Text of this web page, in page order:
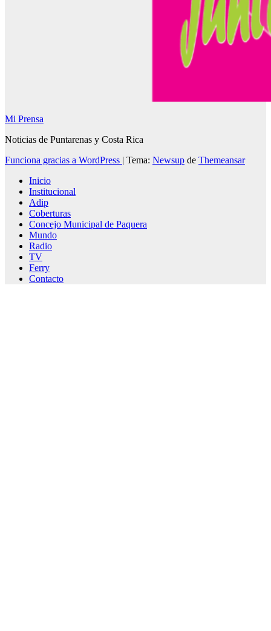
Mi Prensa
Noticias de Puntarenas y Costa Rica
Funciona gracias a WordPress | Tema: Newsup de Themeansar
Inicio
Institucional
Adip
Coberturas
Concejo Municipal de Paquera
Mundo
Radio
TV
Ferry
Contacto